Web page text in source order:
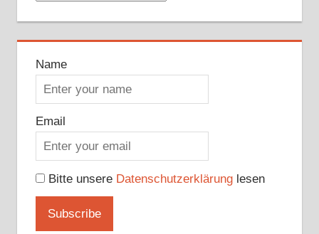
Name
Email
Bitte unsere Datenschutzerklärunglesen